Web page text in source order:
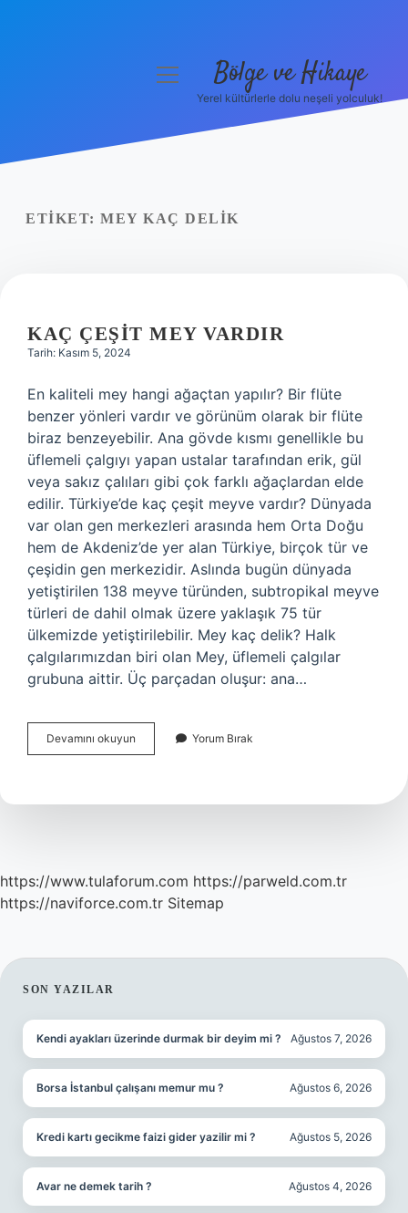
Yasal Uyarı
menüyü
Bölge ve Hikaye
Yerel kültürlerle dolu neşeli yolculuk!
ETIKET: MEY KAÇ DELIK
KAÇ ÇEŞIT MEY VARDIR
Tarih: Kasım 5, 2024
En kaliteli mey hangi ağaçtan yapılır? Bir flüte
benzer yönleri vardır ve görünüm olarak bir flüte
biraz benzeyebilir. Ana gövde kısmı genellikle bu
üflemeli çalgıyı yapan ustalar tarafından erik, gül
veya sakız çalıları gibi çok farklı ağaçlardan elde
edilir. Türkiye’de kaç çeşit meyve vardır? Dünyada
var olan gen merkezleri arasında hem Orta Doğu
hem de Akdeniz’de yer alan Türkiye, birçok tür ve
çeşidin gen merkezidir. Aslında bugün dünyada
yetiştirilen 138 meyve türünden, subtropikal meyve
türleri de dahil olmak üzere yaklaşık 75 tür
ülkemizde yetiştirilebilir. Mey kaç delik? Halk
çalgılarımızdan biri olan Mey, üflemeli çalgılar
grubuna aittir. Üç parçadan oluşur: ana…
Devamını okuyun
Çeşit
Yorum Bırak
https://www.tulaforum.com https://parweld.com.tr
https://naviforce.com.tr Sitemap
SIDEBAR
SON YAZILAR
Kendi ayakları üzerinde durmak bir deyim mi ? Ağustos 7, 2026
Borsa İstanbul çalışanı memur mu ? Ağustos 6, 2026
Kredi kartı gecikme faizi gider yazilir mi ? Ağustos 5, 2026
Avar ne demek tarih ? Ağustos 4, 2026